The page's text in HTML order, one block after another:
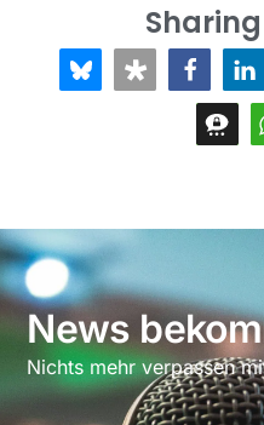
News
Nichts mehr verpassen